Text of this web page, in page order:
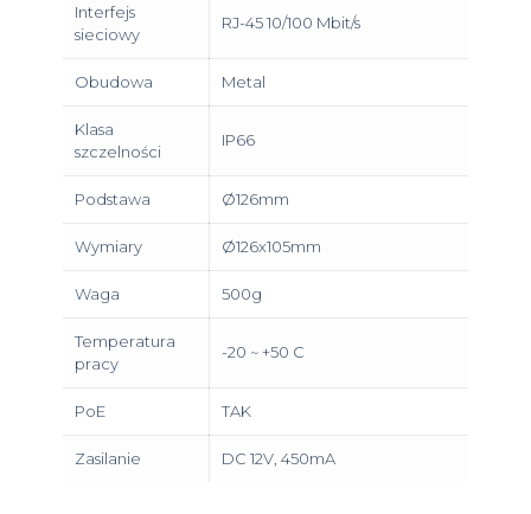
Interfejs
sieciowy
RJ-45 10/100 Mbit/s
Obudowa Metal
Klasa
szczelności
IP66
Podstawa Ø126mm
Wymiary Ø126x105mm
Waga 500g
Temperatura
pracy
-20 ~ +50 C
PoE TAK
Zasilanie DC 12V, 450mA